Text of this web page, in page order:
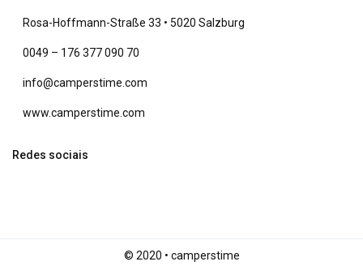
Rosa-Hoffmann-Straße 33 • 5020 Salzburg
0049 – 176 377 090 70
info@camperstime.com
www.camperstime.com
Redes sociais
© 2020 • camperstime